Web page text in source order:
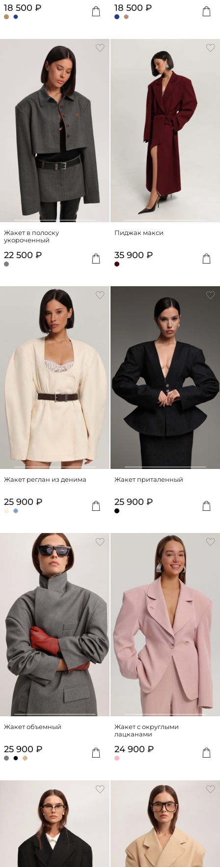
18 500 ₽ 18 500 ₽
Жакет в полоску
укороченный
22 500 ₽
Пиджак макси
35 900 ₽
Жакет реглан из денима
25 900 ₽
Жакет приталенный
25 900 ₽
Жакет объемный
25 900 ₽
Жакет с округлыми
лацканами
24 900 ₽